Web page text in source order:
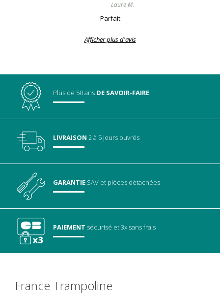
Laure M.
Parfait
Afficher plus d'avis
Plus de 50 ans DE SAVOIR-FAIRE
LIVRAISON 2 à 5 jours ouvrés
GARANTIE SAV et pièces détachées
PAIEMENT sécurisé et 3x sans frais
France Trampoline